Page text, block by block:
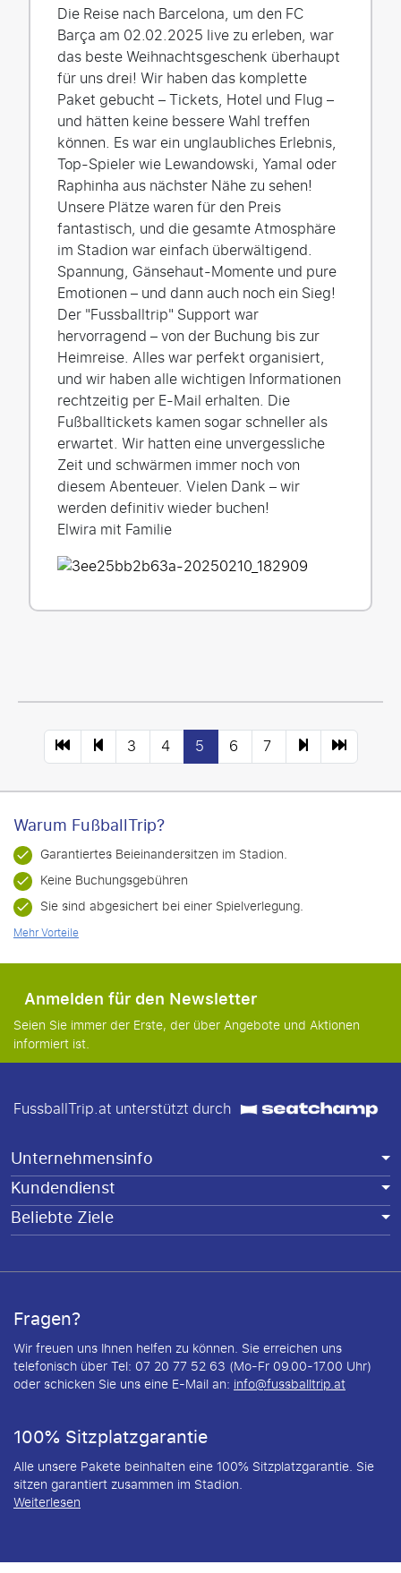
Die Reise nach Barcelona, um den FC
Barça am 02.02.2025 live zu erleben, war
das beste Weihnachtsgeschenk überhaupt
für uns drei! Wir haben das komplette
Paket gebucht – Tickets, Hotel und Flug –
und hätten keine bessere Wahl treffen
können. Es war ein unglaubliches Erlebnis,
Top-Spieler wie Lewandowski, Yamal oder
Raphinha aus nächster Nähe zu sehen!
Unsere Plätze waren für den Preis
fantastisch, und die gesamte Atmosphäre
im Stadion war einfach überwältigend.
Spannung, Gänsehaut-Momente und pure
Emotionen – und dann auch noch ein Sieg!
Der "Fussballtrip" Support war
hervorragend – von der Buchung bis zur
Heimreise. Alles war perfekt organisiert,
und wir haben alle wichtigen Informationen
rechtzeitig per E-Mail erhalten. Die
Fußballtickets kamen sogar schneller als
erwartet. Wir hatten eine unvergessliche
Zeit und schwärmen immer noch von
diesem Abenteuer. Vielen Dank – wir
werden definitiv wieder buchen!
Elwira mit Familie
3 4 5 6 7
Warum FußballTrip?
Garantiertes Beieinandersitzen im Stadion.
Keine Buchungsgebühren
Sie sind abgesichert bei einer Spielverlegung.
Mehr Vorteile
Anmelden für den Newsletter
Seien Sie immer der Erste, der über Angebote und Aktionen
informiert ist.
FussballTrip.at unterstützt durch
Unternehmensinfo
Kundendienst
Beliebte Ziele
Fragen?
Wir freuen uns Ihnen helfen zu können. Sie erreichen uns
telefonisch über Tel: 07 20 77 52 63 (Mo-Fr 09.00-17.00 Uhr)
oder schicken Sie uns eine E-Mail an: info@fussballtrip.at
100% Sitzplatzgarantie
Alle unsere Pakete beinhalten eine 100% Sitzplatzgarantie. Sie
sitzen garantiert zusammen im Stadion.
Weiterlesen